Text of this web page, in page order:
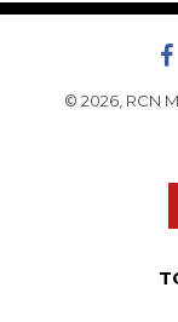
© 2026, RCN